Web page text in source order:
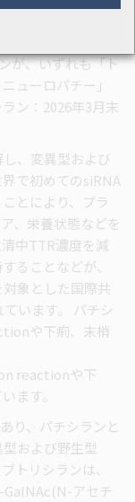
が、いずれも「ト
ューロパチー」
ン：2026年3月末
、変異型および
で初めてのsiRNA
とにより、プラ
、栄養状態などを
中TTR濃度を減
ることなどが、
象とした国際共
います。 パチシ
や下痢、末梢
reactionや下
ます。
り、パチシランと
および野生型
トリシランは、
アセチ